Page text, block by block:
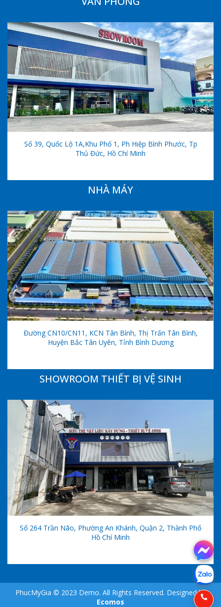
Số 39, Quốc Lộ 1A,khu Phố 1, Ph Hiệp Bình Phước, Tp
Thủ Đức, Hồ Chí Minh
NHÀ MÁY
Đường CN10/CN11, KCN Tân Bình, Thị Trấn Tân Bình,
Huyện Bắc Tân Uyên, Tỉnh Bình Dương
SHOWROOM THIẾT BỊ VỆ SINH
Số 264 Trần Não, Phường An Khánh, Quận 2, Thành Phố
Hồ Chí Minh
PhucMyGia © 2023 Demo. All Rights Reserved. Designed by
Ecomos